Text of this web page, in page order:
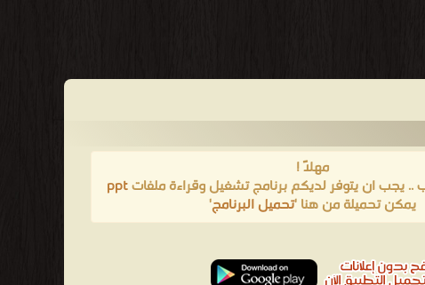
مهلاً !
.. يجب ان يتوفر لديكم برنامج تشغيل وقراءة ملفاتppt
يمكن تحميلة من هنا 'تحميل البرنامج'